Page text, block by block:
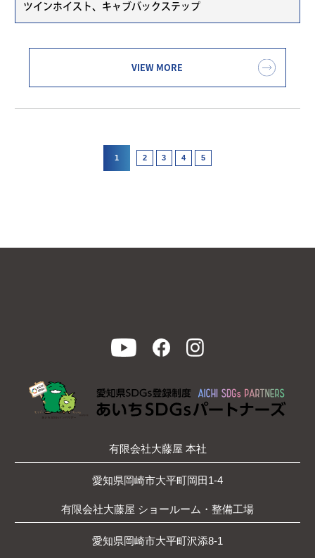
ツインホイスト、キャブバックステップ
VIEW MORE
1 2 3 4 5
有限会社大藤屋 本社
愛知県岡崎市大平町岡田1-4
有限会社大藤屋 ショールーム・整備工場
愛知県岡崎市大平町沢添8-1